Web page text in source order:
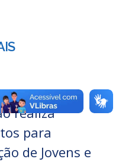
realiza
para
de Jovens e